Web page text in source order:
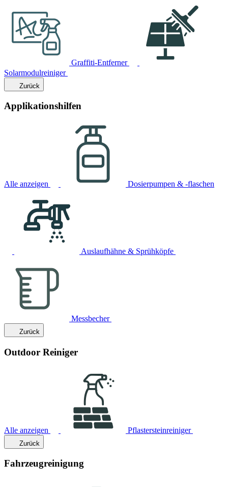
Graffiti-Entferner
Solarmodulreiniger
Zurück
Applikationshilfen
Alle anzeigen Dosierpumpen & -flaschen
Auslaufhähne & Sprühköpfe
Messbecher
Zurück
Outdoor Reiniger
Alle anzeigen Pflastersteinreiniger
Zurück
Fahrzeugreinigung